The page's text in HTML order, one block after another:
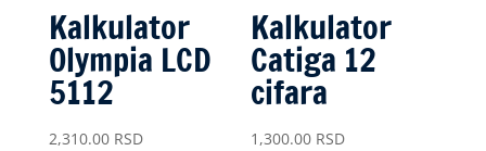
Kalkulator
Olympia LCD
5112
2,310.00RSD
Kalkulator
Catiga 12
cifara
1,300.00 RSD